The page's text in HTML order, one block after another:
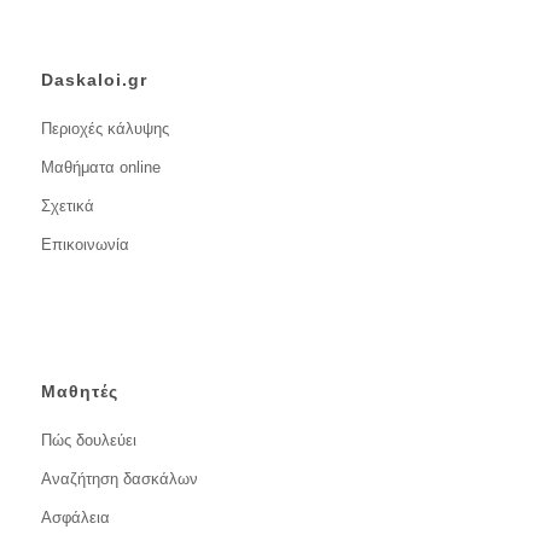
Daskaloi.gr
Περιοχές κάλυψης
Μαθήματα online
Σχετικά
Επικοινωνία
Μαθητές
Πώς δουλεύει
Αναζήτηση δασκάλων
Ασφάλεια